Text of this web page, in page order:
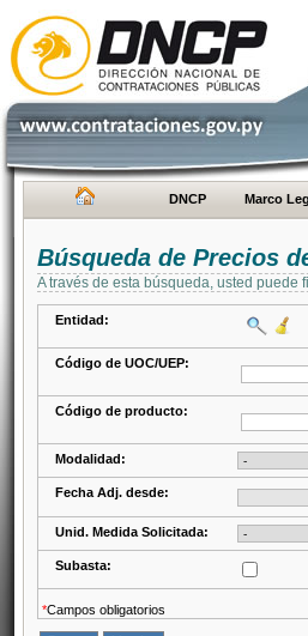
DNCP Marco
Búsqueda de Precios
A través de esta búsqueda, usted
Entidad:
Código de UOC/UEP:
Código de producto:
Modalidad:
Fecha Adj. desde:
Unid. Medida Solicitada:
Subasta:
*Campos obligatorios